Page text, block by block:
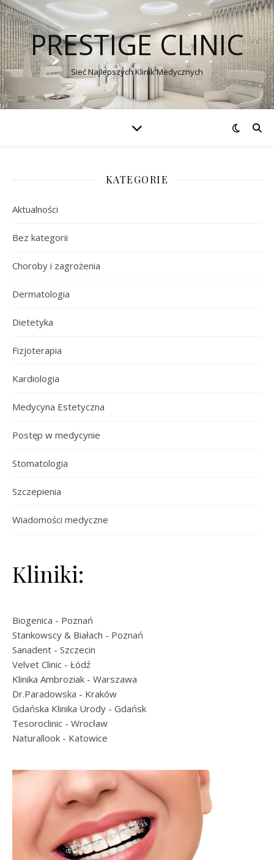
PRESTIGE CLINIC
Sieć Najlepszych Klinik Medycznych
KATEGORIE
Aktualności
Bez kategorii
Choroby i zagrożenia
Dermatologia
Dietetyka
Fizjoterapia
Kardiologia
Medycyna Estetyczna
Postęp w medycynie
Stomatologia
Szczepienia
Wiadomości medyczne
Kliniki:
Biogenica - Poznań
Stankowscy & Białach - Poznań
Sanadent - Szczecin
Velvet Clinic - Łódź
Klinika Ambroziak - Warszawa
Dr.Paradowska - Kraków
Gdańska Klinika Urody - Gdańsk
Tesoroclinic - Wrocław
Naturallook - Katowice